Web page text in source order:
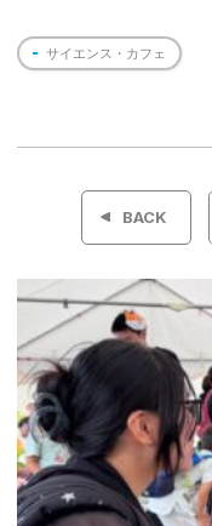
サイエンス・カフェ
投
ビ
ゲ
ー
シ
ョ
BACK